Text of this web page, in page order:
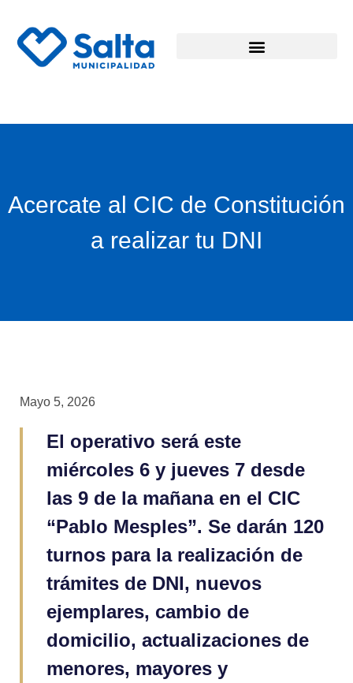
Acercate al CIC de Constitución
a realizar tu DNI
Mayo 5, 2026
El operativo será este
miércoles 6 y jueves 7 desde
las 9 de la mañana en el CIC
“Pablo Mesples”. Se darán 120
turnos para la realización de
trámites de DNI, nuevos
ejemplares, cambio de
domicilio, actualizaciones de
menores, mayores y